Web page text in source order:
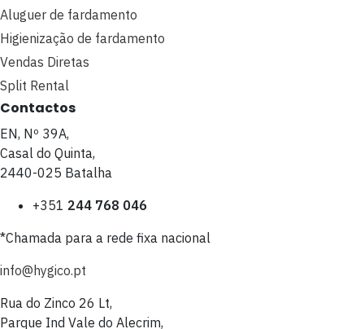
Aluguer de fardamento
Higienização de fardamento
Vendas Diretas
Split Rental
Contactos
EN, Nº 39A,
Casal do Quinta,
2440-025 Batalha
+351 244 768 046
*Chamada para a rede fixa nacional
info@hygico.pt
Rua do Zinco 26 Lt,
Parque Ind Vale do Alecrim,